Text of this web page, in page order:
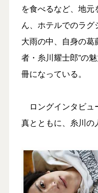
を食べるなど、地
ん、ホテルでのラグ
大雨の中、自身の葛
者・糸川耀士郎”の
冊になっている。
ロングインタビュ
真とともに、糸川の